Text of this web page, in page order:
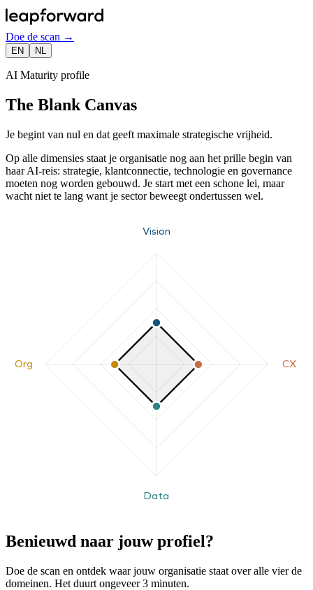
Doe de scan →
EN NL
AI Maturity profile
The Blank Canvas
Je begint van nul en dat geeft maximale strategische vrijheid.
Op alle dimensies staat je organisatie nog aan het prille begin van
haar AI-reis: strategie, klantconnectie, technologie en governance
moeten nog worden gebouwd. Je start met een schone lei, maar
wacht niet te lang want je sector beweegt ondertussen wel.
Vision
CX
Data
Org
Benieuwd naar jouw profiel?
Doe de scan en ontdek waar jouw organisatie staat over alle vier de
domeinen. Het duurt ongeveer 3 minuten.